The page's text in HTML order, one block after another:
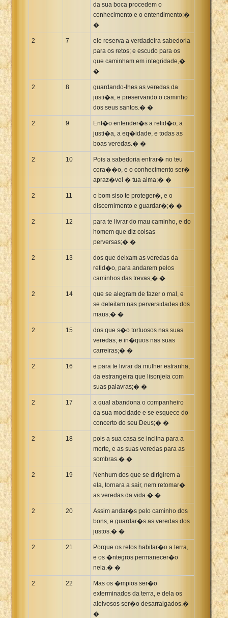
da sua boca procedem o
conhecimento e o entendimento;�
�
2 7
ele reserva a verdadeira sabedoria
para os retos; e escudo para os
que caminham em integridade,�
�
2 8
guardando-lhes as veredas da
justi�a, e preservando o caminho
dos seus santos.� �
2 9
Ent�o entender�s a retid�o, a
justi�a, a eq�idade, e todas as
boas veredas.� �
2 10
Pois a sabedoria entrar� no teu
cora��o, e o conhecimento ser�
apraz�vel � tua alma;� �
2 11
o bom siso te proteger�, e o
discernimento e guardar�;� �
2 12
para te livrar do mau caminho, e do
homem que diz coisas
perversas;� �
2 13
dos que deixam as veredas da
retid�o, para andarem pelos
caminhos das trevas;� �
2 14
que se alegram de fazer o mal, e
se deleitam nas perversidades dos
maus;� �
2 15
dos que s�o tortuosos nas suas
veredas; e in�quos nas suas
carreiras;� �
2 16
e para te livrar da mulher estranha,
da estrangeira que lisonjeia com
suas palavras;� �
2 17
a qual abandona o companheiro
da sua mocidade e se esquece do
concerto do seu Deus;� �
2 18
pois a sua casa se inclina para a
morte, e as suas veredas para as
sombras.� �
2 19
Nenhum dos que se dirigirem a
ela, tornara a sair, nem retomar�
as veredas da vida.� �
2 20
Assim andar�s pelo caminho dos
bons, e guardar�s as veredas dos
justos.� �
2 21
Porque os retos habitar�o a terra,
e os �ntegros permanecer�o
nela.� �
2 22
Mas os �mpios ser�o
exterminados da terra, e dela os
aleivosos ser�o desarraigados.�
�